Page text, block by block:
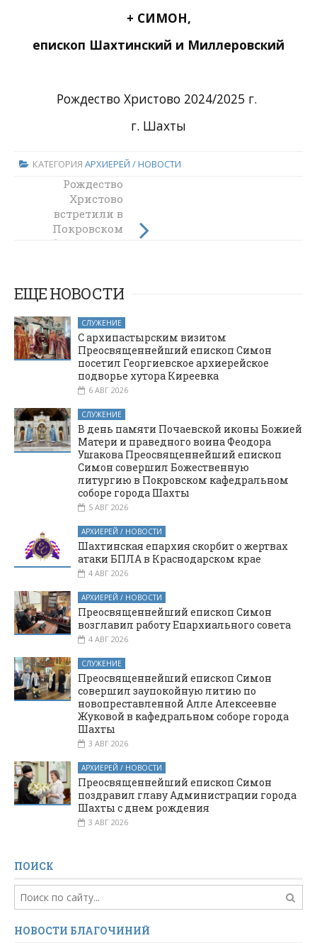
+ СИМОН,
епископ Шахтинский и Миллеровский
Рождество Христово 2024/2025 г.
г. Шахты
КАТЕГОРИЯ АРХИЕРЕЙ / НОВОСТИ
Божественная
литургия в
Навечерие
Рождества
Христова –
Покровском
кафедральном
соборе города
Шахты
Рождество
Христово
встретили в
Покровском
кафедральном
ЕЩЕ НОВОСТИ
СЛУЖЕНИЕ
С архипастырским визитом
Преосвященнейший епископ Симон
посетил Георгиевское архиерейское
подворье хутора Киреевка
6 АВГ 2026
СЛУЖЕНИЕ
В день памяти Почаевской иконы Божией
Матери и праведного воина Феодора
Ушакова Преосвященнейший епископ
Симон совершил Божественную
литургию в Покровском кафедральном
соборе города Шахты
5 АВГ 2026
АРХИЕРЕЙ / НОВОСТИ
Шахтинская епархия скорбит о жертвах
атаки БПЛА в Краснодарском крае
4 АВГ 2026
АРХИЕРЕЙ / НОВОСТИ
Преосвященнейший епископ Симон
возглавил работу Епархиального совета
4 АВГ 2026
СЛУЖЕНИЕ
Преосвященнейший епископ Симон
совершил заупокойную литию по
новопреставленной Алле Алексеевне
Жуковой в кафедральном соборе города
Шахты
3 АВГ 2026
АРХИЕРЕЙ / НОВОСТИ
Преосвященнейший епископ Симон
поздравил главу Администрации города
Шахты с днем рождения
3 АВГ 2026
ПОИСК
НОВОСТИ БЛАГОЧИНИЙ